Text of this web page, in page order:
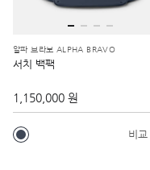
알파 브라보 ALPHA BRAVO
서치 백팩
1,150,000 원
비교